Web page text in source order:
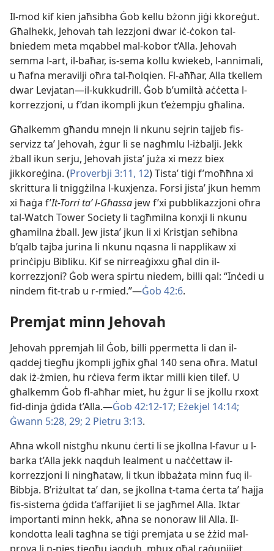
Il-mod kif kien jaħsibha Ġob kellu bżonn jiġi kkoreġut.
Għalhekk, Jehovah tah lezzjoni dwar iċ-​ċokon tal-​
bniedem meta mqabbel mal-​kobor t’Alla. Jehovah
semma l-​art, il-​baħar, is-​sema kollu kwiekeb, l-​annimali,
u ħafna meravilji oħra tal-​ħolqien. Fl-​aħħar, Alla tkellem
dwar Levjatan—il-​kukkudrill. Ġob b’umiltà aċċetta l-​
korrezzjoni, u f’dan ikompli jkun t’eżempju għalina.
Għalkemm għandu mnejn li nkunu sejrin tajjeb fis-​
servizz taʼ Jehovah, żgur li se nagħmlu l-​iżbalji. Jekk
żball ikun serju, Jehovah jistaʼ juża xi mezz biex
jikkoreġina. (Proverbji 3:​11, 12) Tistaʼ tiġi f’moħħna xi
skrittura li tniggżilna l-​kuxjenza. Forsi jistaʼ jkun hemm
xi ħaġa f’It-Torri taʼ l-​Għassa jew f’xi pubblikazzjoni oħra
tal-​Watch Tower Society li tagħmilna konxji li nkunu
għamilna żball. Jew jistaʼ jkun li xi Kristjan seħibna
b’qalb tajba jurina li nkunu nqasna li napplikaw xi
prinċipju Bibliku. Kif se nirreaġixxu għal din il-​
korrezzjoni? Ġob wera spirtu niedem, billi qal: “Inċedi u
nindem fit-​trab u r-​rmied.”—Ġob 42:6.
Premjat minn Jehovah
Jehovah ppremjah lil Ġob, billi ppermetta li dan il-​
qaddej tiegħu jkompli jgħix għal 140 sena oħra. Matul
dak iż-​żmien, hu rċieva ferm iktar milli kien tilef. U
għalkemm Ġob fl-​aħħar miet, hu żgur li se jkollu rxoxt
fid-​dinja ġdida t’Alla.—Ġob 42:​12-17; Eżekjel 14:14;
Ġwann 5:​28, 29; 2 Pietru 3:13.
Aħna wkoll nistgħu nkunu ċerti li se jkollna l-​favur u l-​
barka t’Alla jekk naqduh lealment u naċċettaw il-​
korrezzjoni li ningħataw, li tkun ibbażata minn fuq il-​
Bibbja. B’riżultat taʼ dan, se jkollna t-​tama ċerta taʼ ħajja
fis-​sistema ġdida t’affarijiet li se jagħmel Alla. Iktar
importanti minn hekk, aħna se nonoraw lil Alla. Il-​
kondotta leali tagħna se tiġi premjata u se żżid mal-​
prova li n-​nies tiegħu jaqduh, mhux għal raġunijiet